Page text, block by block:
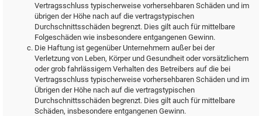
Vertragsschluss typischerweise vorhersehbaren Schäden und im
übrigen der Höhe nach auf die vertragstypischen
Durchschnittsschäden begrenzt. Dies gilt auch für mittelbare
Folgeschäden wie insbesondere entgangenen Gewinn.
Die Haftung ist gegenüber Unternehmern außer bei der
Verletzung von Leben, Körper und Gesundheit oder vorsätzlichem
oder grob fahrlässigem Verhalten des Betreibers auf die bei
Vertragsschluss typischerweise vorhersehbaren Schäden und im
Übrigen der Höhe nach auf die vertragstypischen
Durchschnittsschäden begrenzt. Dies gilt auch für mittelbare
Schäden, insbesondere entgangenen Gewinn.